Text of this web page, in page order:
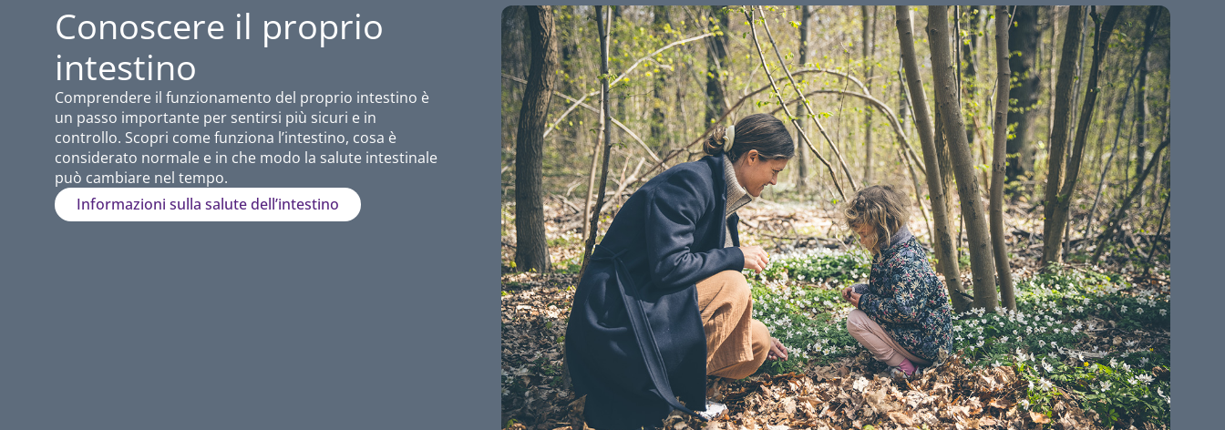
Conoscere il proprio
intestino
Comprendere il funzionamento del proprio intestino è
un passo importante per sentirsi più sicuri e in
controllo. Scopri come funziona l’intestino, cosa è
considerato normale e in che modo la salute intestinale
può cambiare nel tempo.
Informazioni sulla salute dell’intestino